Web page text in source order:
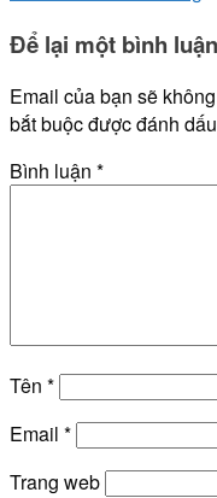
Để lại một bình luận
Email của bạn sẽ
bắt buộc được đánh dấu
Bình luận *
Tên *
Email *
Trang web